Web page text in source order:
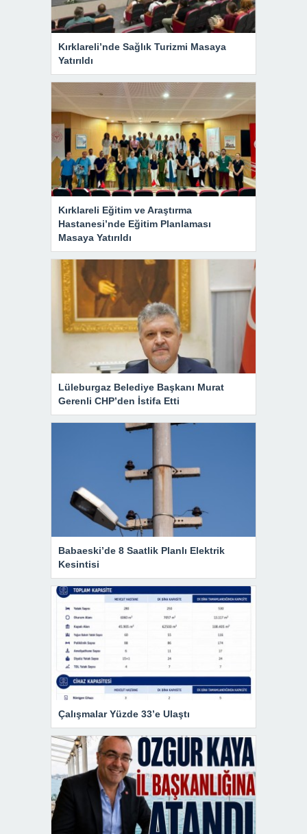
Kırklareli’nde Sağlık Turizmi Masaya
Yatırıldı
Kırklareli Eğitim ve Araştırma
Hastanesi’nde Eğitim Planlaması
Masaya Yatırıldı
Lüleburgaz Belediye Başkanı Murat
Gerenli CHP’den İstifa Etti
Babaeski’de 8 Saatlik Planlı Elektrik
Kesintisi
Çalışmalar Yüzde 33’e Ulaştı